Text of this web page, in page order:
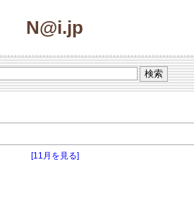
N@i.jp
[11月を見る]